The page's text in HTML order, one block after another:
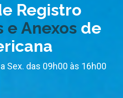
Registro
e Anexos de
Sex. das 09h00 às 16h00